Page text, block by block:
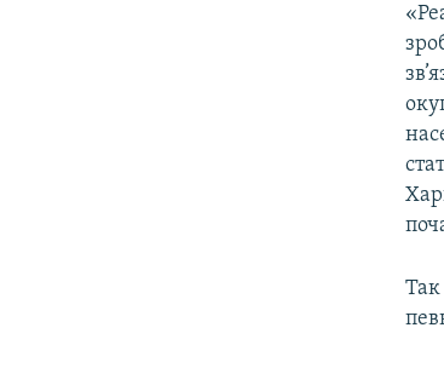
Так